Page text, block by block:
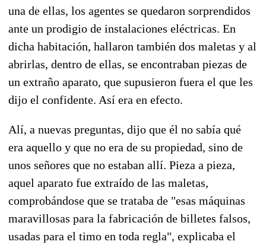
una de ellas, los agentes se quedaron sorprendidos
ante un prodigio de instalaciones eléctricas. En
dicha habitación, hallaron también dos maletas y al
abrirlas, dentro de ellas, se encontraban piezas de
un extraño aparato, que supusieron fuera el que les
dijo el confidente. Así era en efecto.
Alí, a nuevas preguntas, dijo que él no sabía qué
era aquello y que no era de su propiedad, sino de
unos señores que no estaban allí. Pieza a pieza,
aquel aparato fue extraído de las maletas,
comprobándose que se trataba de "esas máquinas
maravillosas para la fabricación de billetes falsos,
usadas para el timo en toda regla", explicaba el